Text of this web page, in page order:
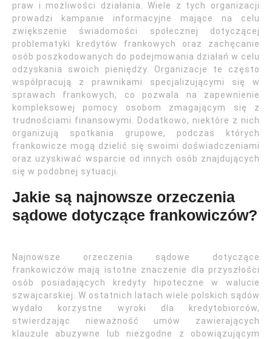
praw i możliwości działania. Wiele z tych organizacji
prowadzi kampanie informacyjne mające na celu
zwiększenie świadomości społecznej dotyczącej
problematyki kredytów frankowych oraz zachęcanie
osób poszkodowanych do podejmowania działań w celu
odzyskania swoich pieniędzy. Organizacje te często
współpracują z prawnikami specjalizującymi się w
sprawach frankowych, co pozwala na zapewnienie
kompleksowej pomocy osobom zmagającym się z
trudnościami finansowymi. Dodatkowo, niektóre z nich
organizują spotkania grupowe, podczas których
frankowicze mogą dzielić się swoimi doświadczeniami
oraz uzyskiwać wsparcie od innych osób znajdujących
się w podobnej sytuacji.
Jakie są najnowsze orzeczenia
sądowe dotyczące frankowiczów?
Najnowsze orzeczenia sądowe dotyczące
frankowiczów mają istotne znaczenie dla przyszłości
osób posiadających kredyty hipoteczne w walucie
szwajcarskiej. W ostatnich latach wiele polskich sądów
wydało korzystne wyroki dla kredytobiorców,
stwierdzając nieważność umów zawierających
klauzule abuzywne lub niezgodne z obowiązującym